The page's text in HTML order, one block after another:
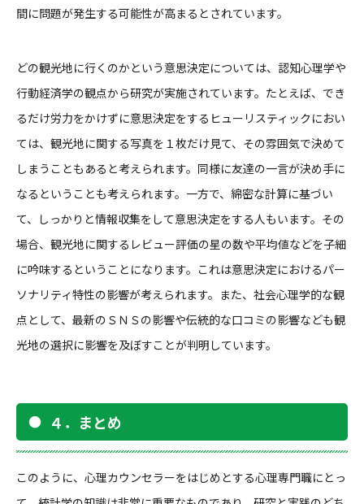
間に問題が発生する可能性が高まるとされています。
どの観光地に行くのかという意思決定については、認知心理学や
行動経済学の観点から研究が実施されています。たとえば、でき
るだけ労力をかけずに意思決定をするヒューリスティックにおい
ては、観光地に関する写真を１枚だけ見て、その雰囲気で決めて
しまうこともあると考えられます。同様に友達の一言が決め手に
なるということも考えられます。一方で、綿密な計算に基づい
て、しっかりと情報収集をして意思決定をする人もいます。その
場合、観光地に関するレビュー評価の星の数や平均値などを子細
に吟味するということになります。これは意思決定におけるパー
ソナリティ特性の影響が考えられます。また、社会心理学的な観
点として、最新のＳＮＳの影響や伝統的な口コミの影響なども観
光地の選択に影響を及ぼすことが判明しています。
４．まとめ
このように、心理カウンセラーをはじめとする心理専門職にとっ